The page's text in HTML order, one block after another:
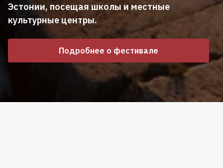
Эстонии, посещая школы и местные
культурные центры.
Подробнее о фестивале